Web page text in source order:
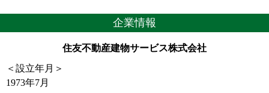
企業情報
住友不動産建物サービス株式会社
＜設立年月＞
1973年7月